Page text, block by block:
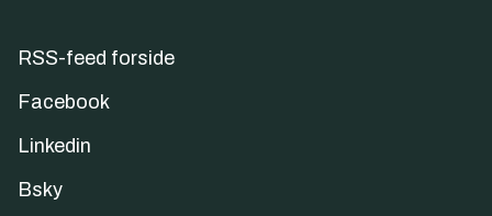
RSS-feed forside
Facebook
Linkedin
Bsky